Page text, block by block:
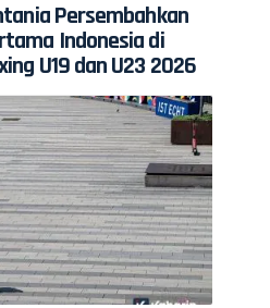
Persembahkan
Indonesia di
U19 dan U23 2026